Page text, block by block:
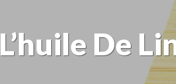
L’huile De